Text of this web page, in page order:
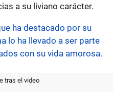
a su liviano carácter.
ha destacado por su
lo ha llevado a ser parte
con su vida amorosa.
tras el video